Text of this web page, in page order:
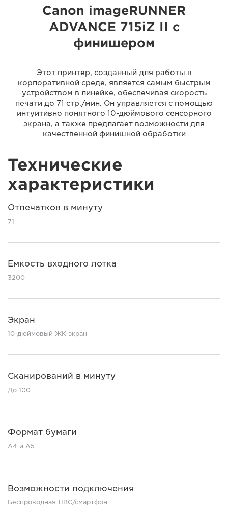
Canon imageRUNNER
ADVANCE 715iZ II с
финишером
Этот принтер, созданный для работы в
корпоративной среде, является самым быстрым
устройством в линейке, обеспечивая скорость
печати до 71 стр./мин. Он управляется с помощью
интуитивно понятного 10-дюймового сенсорного
экрана, а также предлагает возможности для
качественной финишной обработки
Технические
характеристики
Отпечатков в минуту
71
Емкость входного лотка
3200
Экран
10-дюймовый ЖК-экран
Сканирований в минуту
До 100
Формат бумаги
A4 и A5
Возможности подключения
Беспроводная ЛВС/смартфон